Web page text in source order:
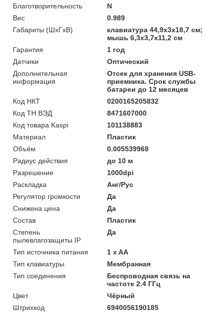
Благотворительность
N
Вес
0.989
Габариты (ШхГхВ)
клавиатура 44,9х3х18,7 см;
мышь 6,3х3,7х11,2 см
Гарантия
1 год
Датчики
Оптический
Дополнительная
информация
Отсек для хранения USB-
приемника. Срок службы
батареи до 12 месяцев
Код НКТ
0200165205832
Код ТН ВЭД
8471607000
Код товара Kaspi
101138883
Материал
Пластик
Объём
0.005539968
Радиус действия
до 10 м
Разрешение
1000dpi
Раскладка
Анг/Рус
Регулятор громкости
Да
Снижена цена
Да
Состав
Пластик
Степень
пылевлагозащиты IP
Да
Тип источника питания
1 x AA
Тип клавиатуры
Мембранная
Тип соединения
Беспроводная связь на
частоте 2.4 ГГц
Цвет
Чёрный
Штрихкод
6940056190185